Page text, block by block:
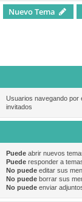
Nuevo Tema
Usuarios navegando por
invitados
Puede abrir nuevos
Puede responder a
No puede editar sus
No puede borrar sus
No puede enviar